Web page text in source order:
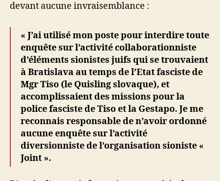
devant aucune invraisemblance :
« J’ai utilisé mon poste pour interdire toute
enquête sur l’activité collaborationniste
d’éléments sionistes juifs qui se trouvaient
à Bratislava au temps de l’Etat fasciste de
Mgr Tiso (le Quisling slovaque), et
accomplissaient des missions pour la
police fasciste de Tiso et la Gestapo. Je me
reconnais responsable de n’avoir ordonné
aucune enquête sur l’activité
diversionniste de l’organisation sioniste «
Joint ».